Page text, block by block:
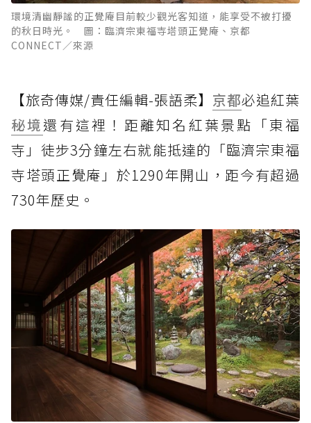
環境清幽靜謐的正覺庵目前較少觀光客知道，能享受不被打擾
的秋日時光。 圖：臨濟宗東福寺塔頭正覺庵、京都
CONNECT／來源
【旅奇傳媒/責任編輯-張語柔】 京都必追紅葉
秘境還有這裡！距離知名紅葉景點「東福
寺」徒步3分鐘左右就能抵達的「臨濟宗東福
寺塔頭正覺庵」於1290年開山，距今有超過
730年歷史。